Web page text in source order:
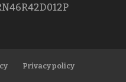
Privacy policy